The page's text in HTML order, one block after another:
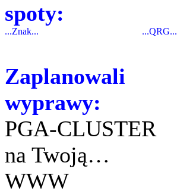
spoty:
...Znak... ...QRG...
Zaplanowali
wyprawy:
PGA-CLUSTER
na Twoją…
WWW